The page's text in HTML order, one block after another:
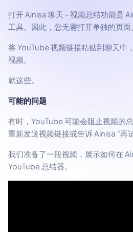
打开 Ainisa 聊天 - 视频总结功能是
工具。因此，您无需打开单独的页面
将 YouTube 视频链接粘贴到聊天中
视频。
就这些。
可能的问题
有时，YouTube 可能会阻止视频的
重新发送视频链接或告诉 Ainisa “再试
我们准备了一段视频，展示如何在
YouTube 总结器。